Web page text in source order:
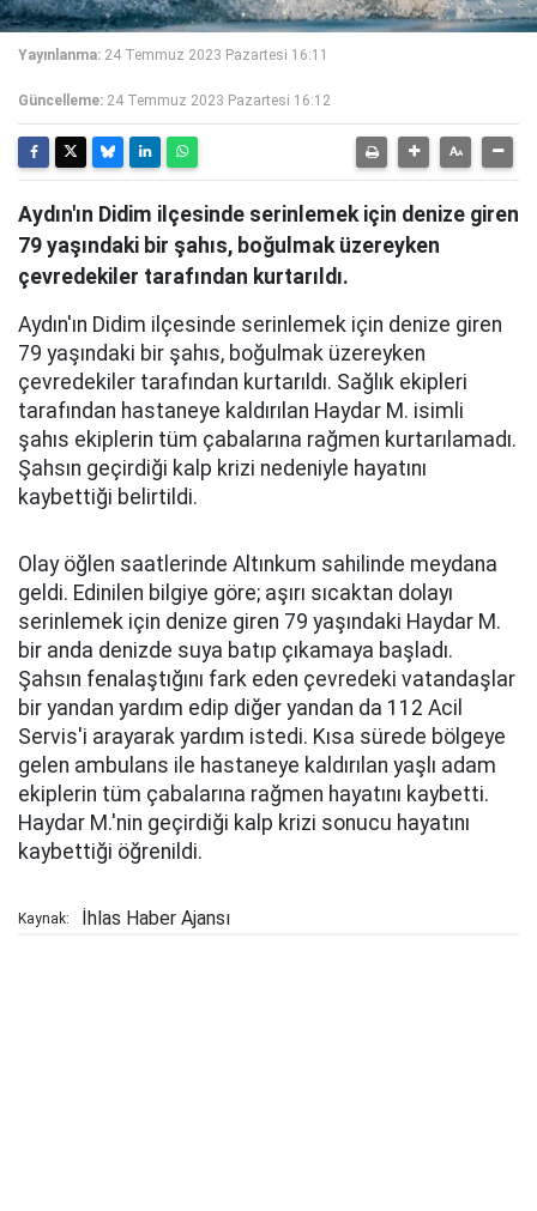
Yayınlanma: 24 Temmuz 2023 Pazartesi 16:11
Güncelleme: 24 Temmuz 2023 Pazartesi 16:12
Aydın'ın Didim ilçesinde serinlemek için denize giren
79 yaşındaki bir şahıs, boğulmak üzereyken
çevredekiler tarafından kurtarıldı.
Aydın'ın Didim ilçesinde serinlemek için denize giren
79 yaşındaki bir şahıs, boğulmak üzereyken
çevredekiler tarafından kurtarıldı. Sağlık ekipleri
tarafından hastaneye kaldırılan Haydar M. isimli
şahıs ekiplerin tüm çabalarına rağmen kurtarılamadı.
Şahsın geçirdiği kalp krizi nedeniyle hayatını
kaybettiği belirtildi.
Olay öğlen saatlerinde Altınkum sahilinde meydana
geldi. Edinilen bilgiye göre; aşırı sıcaktan dolayı
serinlemek için denize giren 79 yaşındaki Haydar M.
bir anda denizde suya batıp çıkamaya başladı.
Şahsın fenalaştığını fark eden çevredeki vatandaşlar
bir yandan yardım edip diğer yandan da 112 Acil
Servis'i arayarak yardım istedi. Kısa sürede bölgeye
gelen ambulans ile hastaneye kaldırılan yaşlı adam
ekiplerin tüm çabalarına rağmen hayatını kaybetti.
Haydar M.'nin geçirdiği kalp krizi sonucu hayatını
kaybettiği öğrenildi.
Kaynak: İhlas Haber Ajansı